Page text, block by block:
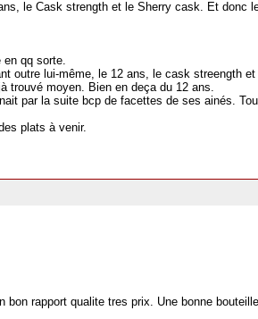
le Cask strength et le Sherry cask. Et donc
en qq sorte.
outre lui-même, le 12 ans, le cask streength
trouvé moyen. Bien en deça du 12 ans.
par la suite bcp de facettes de ses ainés.
plats à venir.
rapport qualite tres prix. Une bonne